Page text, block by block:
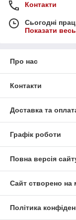
Контакти
Сьогодні
Показати
Про нас
Контакти
Доставка та
Графік роботи
Повна версія
Сайт створено на
Політика